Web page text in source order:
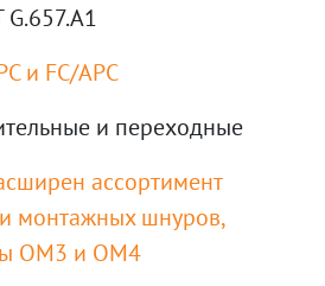
и FC/APC
и переходные
ассортимент
монтажных шнуров,
OM3 и OM4